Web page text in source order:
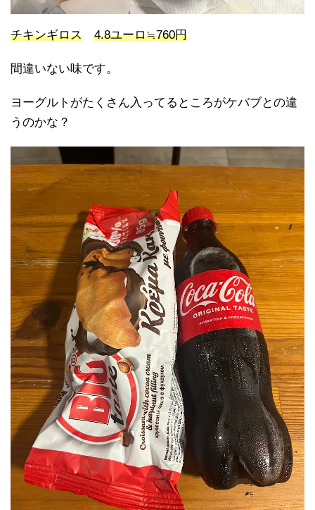
チキンギロス 4.8ユーロ≒760円
間違いない味です。
ヨーグルトがたくさん入ってるところがケバブとの違
うのかな？